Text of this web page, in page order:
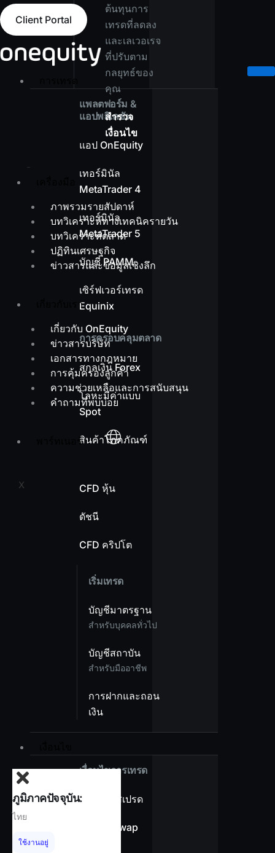
ต้นทุนการ
เทรดที่ลดลง
และเลเวอเรจ
ที่ปรับตาม
กลยุทธ์ของ
คุณ
สำรวจ
เงื่อนไข
ภาพรวมรายสัปดาห์
บทวิเคราะห์ทางเทคนิครายวัน
บทวิเคราะห์ตลาด
ปฏิทินเศรษฐกิจ
ข่าวสารและข้อมูลเชิงลึก
เกี่ยวกับเรา
เกี่ยวกับ OnEquity
ข่าวสารบริษัท
เอกสารทางกฎหมาย
การคุ้มครองลูกค้า
ความช่วยเหลือและการสนับสนุน
คำถามที่พบบ่อย
พาร์ทเนอร์
X
Client Portal
การเทรด
แพลตฟอร์ม &
แอปพลิเคชัน
แอป OnEquity
เทอร์มินัล
MetaTrader 4
เทอร์มินัล
MetaTrader 5
บัญชี PAMM
เซิร์ฟเวอร์เทรด
Equinix
การครอบคลุมตลาด
สกุลเงิน Forex
โลหะมีค่าแบบ
Spot
สินค้าโภคภัณฑ์
CFD หุ้น
ดัชนี
CFD คริปโต
เริ่มเทรด
บัญชีมาตรฐาน
สำหรับบุคคลทั่วไป
บัญชีสถาบัน
สำหรับมืออาชีพ
การฝากและถอน
เงิน
เงื่อนไขการเทรด
ภาพรวมสเปรด
ไม่มีค่า Swap
ภูมิภาคปัจจุบัน:
ไทย
ใช้งานอยู่